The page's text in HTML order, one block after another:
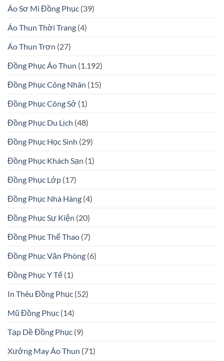
Áo Sơ Mi Đồng Phục (39)
Áo Thun Thời Trang (4)
Áo Thun Trơn (27)
Đồng Phục Áo Thun (1.192)
Đồng Phục Công Nhân (15)
Đồng Phục Công Sở (1)
Đồng Phục Du Lịch (48)
Đồng Phục Học Sinh (29)
Đồng Phục Khách Sạn (1)
Đồng Phục Lớp (17)
Đồng Phục Nhà Hàng (4)
Đồng Phục Sự Kiện (20)
Đồng Phục Thể Thao (7)
Đồng Phục Văn Phòng (6)
Đồng Phục Y Tế (1)
In Thêu Đồng Phục (52)
Mũ Đồng Phục (14)
Tạp Dề Đồng Phục (9)
Xưởng May Áo Thun (71)